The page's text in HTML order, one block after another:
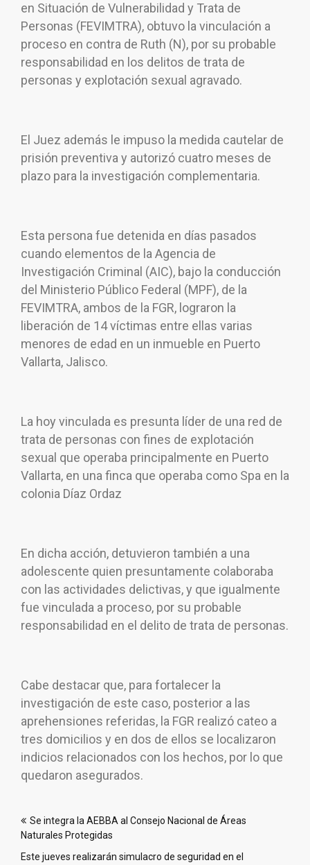
en Situación de Vulnerabilidad y Trata de
Personas (FEVIMTRA), obtuvo la vinculación a
proceso en contra de Ruth (N), por su probable
responsabilidad en los delitos de trata de
personas y explotación sexual agravado.
El Juez además le impuso la medida cautelar de
prisión preventiva y autorizó cuatro meses de
plazo para la investigación complementaria.
Esta persona fue detenida en días pasados
cuando elementos de la Agencia de
Investigación Criminal (AIC), bajo la conducción
del Ministerio Público Federal (MPF), de la
FEVIMTRA, ambos de la FGR, lograron la
liberación de 14 víctimas entre ellas varias
menores de edad en un inmueble en Puerto
Vallarta, Jalisco.
La hoy vinculada es presunta líder de una red de
trata de personas con fines de explotación
sexual que operaba principalmente en Puerto
Vallarta, en una finca que operaba como Spa en la
colonia Díaz Ordaz
En dicha acción, detuvieron también a una
adolescente quien presuntamente colaboraba
con las actividades delictivas, y que igualmente
fue vinculada a proceso, por su probable
responsabilidad en el delito de trata de personas.
Cabe destacar que, para fortalecer la
investigación de este caso, posterior a las
aprehensiones referidas, la FGR realizó cateo a
tres domicilios y en dos de ellos se localizaron
indicios relacionados con los hechos, por lo que
quedaron asegurados.
de
entradas
Se integra la AEBBA al Consejo Nacional de Áreas
Naturales Protegidas
Este jueves realizarán simulacro de seguridad en el